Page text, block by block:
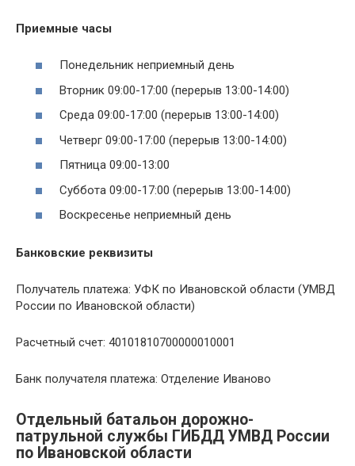
Приемные часы
Понедельник неприемный день
Вторник 09:00-17:00 (перерыв 13:00-14:00)
Среда 09:00-17:00 (перерыв 13:00-14:00)
Четверг 09:00-17:00 (перерыв 13:00-14:00)
Пятница 09:00-13:00
Суббота 09:00-17:00 (перерыв 13:00-14:00)
Воскресенье неприемный день
Банковские реквизиты
Получатель платежа: УФК по Ивановской области (УМВД
России по Ивановской области)
Расчетный счет: 40101810700000010001
Банк получателя платежа: Отделение Иваново
Отдельный батальон дорожно-
патрульной службы ГИБДД УМВД России
по Ивановской области